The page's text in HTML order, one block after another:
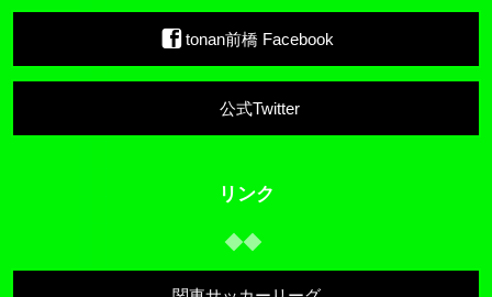
tonan前橋 Facebook
公式Twitter
リンク